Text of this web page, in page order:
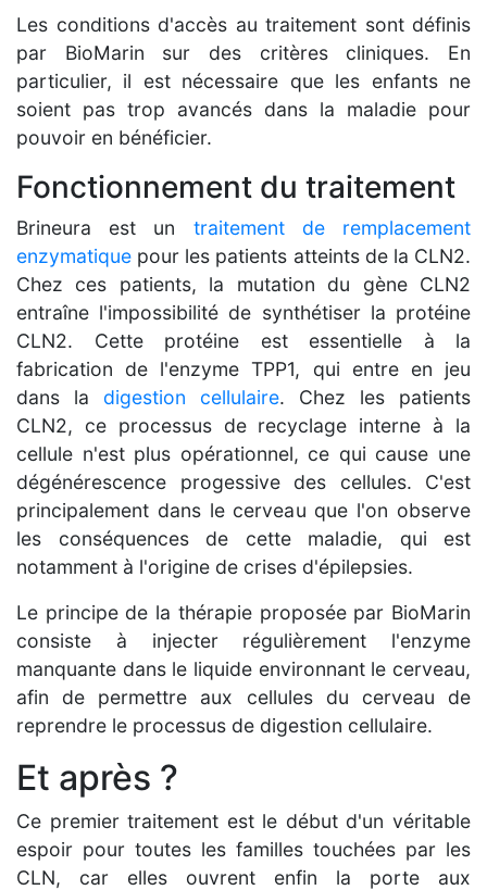
Les conditions d'accès au traitement sont définis
par BioMarin sur des critères cliniques. En
particulier, il est nécessaire que les enfants ne
soient pas trop avancés dans la maladie pour
pouvoir en bénéficier.
Fonctionnement du traitement
Brineura est un traitement de remplacement
enzymatique pour les patients atteints de la CLN2.
Chez ces patients, la mutation du gène CLN2
entraîne l'impossibilité de synthétiser la protéine
CLN2. Cette protéine est essentielle à la
fabrication de l'enzyme TPP1, qui entre en jeu
dans la digestion cellulaire. Chez les patients
CLN2, ce processus de recyclage interne à la
cellule n'est plus opérationnel, ce qui cause une
dégénérescence progessive des cellules. C'est
principalement dans le cerveau que l'on observe
les conséquences de cette maladie, qui est
notamment à l'origine de crises d'épilepsies.
Le principe de la thérapie proposée par BioMarin
consiste à injecter régulièrement l'enzyme
manquante dans le liquide environnant le cerveau,
afin de permettre aux cellules du cerveau de
reprendre le processus de digestion cellulaire.
Et après ?
Ce premier traitement est le début d'un véritable
espoir pour toutes les familles touchées par les
CLN, car elles ouvrent enfin la porte aux